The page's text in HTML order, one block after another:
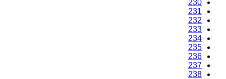
230
231
232
233
234
235
236
237
238